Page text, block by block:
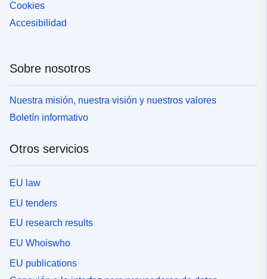
Cookies
Accesibilidad
Sobre nosotros
Nuestra misión, nuestra visión y nuestros valores
Boletín informativo
Otros servicios
EU law
EU tenders
EU research results
EU Whoiswho
EU publications